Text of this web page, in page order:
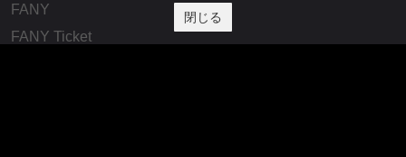
FANY
FANY Ticket
閉じる